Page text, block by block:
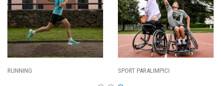
PARALIMPICI CALCIO